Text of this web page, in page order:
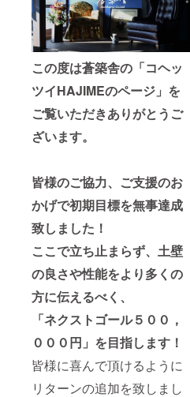
この度は蒼築舎の「コヘッ
ツイHAJIMEのページ」を
ご覧いただきありがとうご
ざいます。
皆様のご協力、ご支援のお
かげで初期目標を無事達成
致しました！
ここで立ち止まらず、土壁
の良さや性能をより多くの
方に伝えるべく、
「ネクストゴール５００，
０００円」を目指します！
皆様に喜んで頂けるように
リターンの追加を致しまし